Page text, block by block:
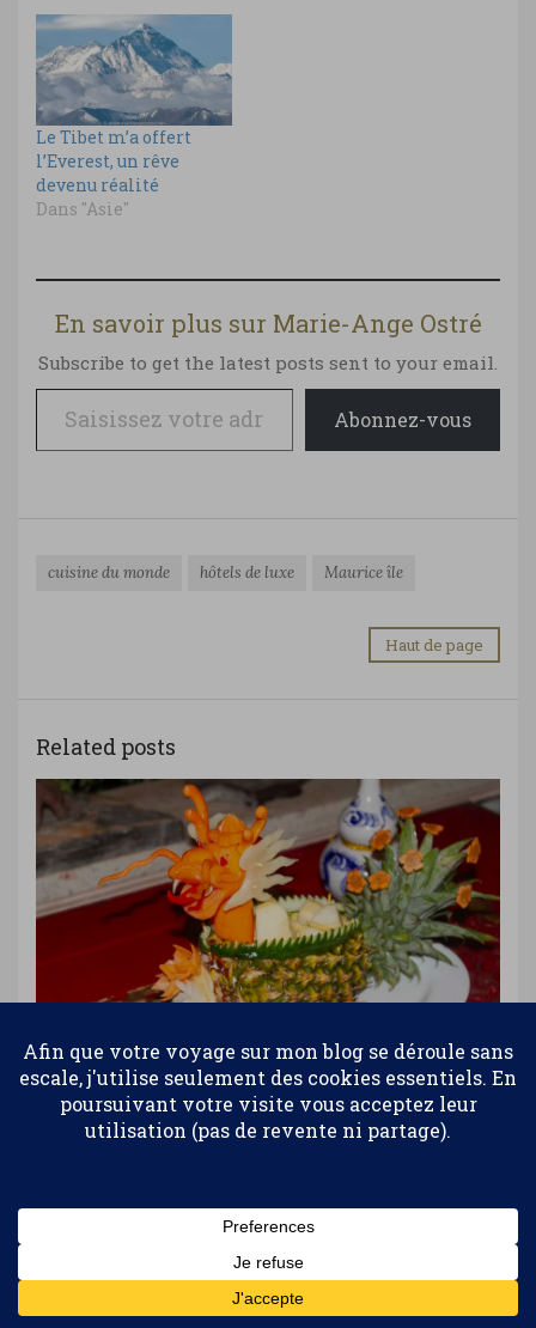
Le Tibet m’a offert
l’Everest, un rêve
devenu réalité
Dans "Asie"
En savoir plus sur Marie-Ange Ostré
Subscribe to get the latest posts sent to your email.
Saisissez votre adresse e-mail…
Abonnez-vous
cuisine du monde hôtels de luxe Maurice île
Haut de page
Related posts
28 janvier 2026
Restaurant Tinh Gia Viên à Hué, cuisine impériale
Vietnam
Confidentialité et cookies : ce site utilise des cookies. En continuant à
Pour en savoir plus, notamment sur la façon de contrôler les
Politique relative aux cookies